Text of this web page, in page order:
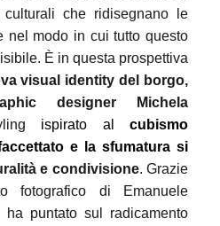
che ridisegnano le
nel modo in cui tutto questo
È in questa prospettiva
visual identity del borgo,
designer Michela
ispirato alcubismo
e la sfumatura si
e condivisione.Grazie
fotografico di Emanuele
ha puntato sul radicamento